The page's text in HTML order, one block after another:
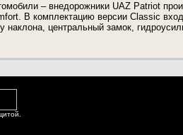
– внедорожники UAZ Patriot
В комплектацию версии Classic
наклона, центральный замок,